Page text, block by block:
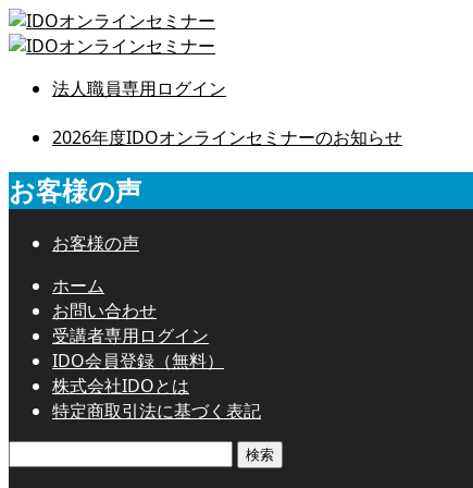
法人職員専用ログイン
2026年度IDOオンラインセミナーのお知らせ
お客様の声
お客様の声
ホーム
お問い合わせ
受講者専用ログイン
IDO会員登録（無料）
株式会社IDOとは
特定商取引法に基づく表記